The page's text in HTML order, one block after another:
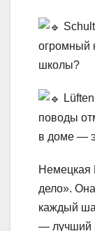
огромный
школы?
поводы
в доме —
Немецкая
дело».
каждый
— лучший